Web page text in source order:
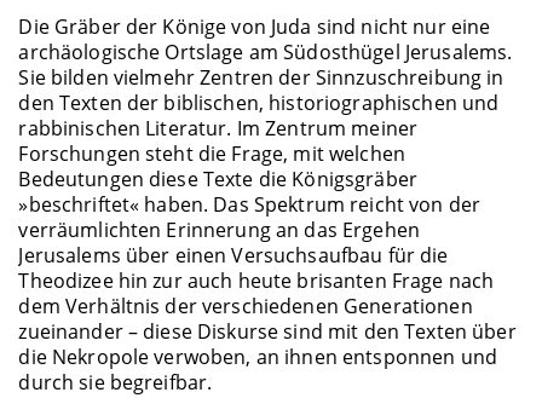
Die Gräber der Könige von Juda sind nicht nur eine
archäologische Ortslage am Südosthügel Jerusalems.
Sie bilden vielmehr Zentren der Sinnzuschreibung in
den Texten der biblischen, historiographischen und
rabbinischen Literatur. Im Zentrum meiner
Forschungen steht die Frage, mit welchen
Bedeutungen diese Texte die Königsgräber
»beschriftet« haben. Das Spektrum reicht von der
verräumlichten Erinnerung an das Ergehen
Jerusalems über einen Versuchsaufbau für die
Theodizee hin zur auch heute brisanten Frage nach
dem Verhältnis der verschiedenen Generationen
zueinander – diese Diskurse sind mit den Texten über
die Nekropole verwoben, an ihnen entsponnen und
durch sie begreifbar.